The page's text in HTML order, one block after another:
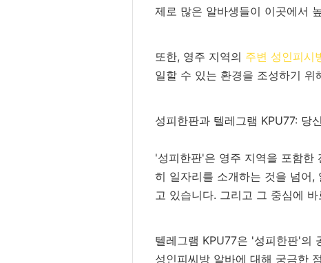
제로 많은 알바생들이 이곳에서
또한, 영주 지역의 주변 성인피시
일할 수 있는 환경을 조성하기
성피한판과 텔레그램 KPU77: 당
'성피한판'은 영주 지역을 포함한
히 일자리를 소개하는 것을 넘어
고 있습니다. 그리고 그 중심에
텔레그램 KPU77은 '성피한판'의
성인피씨방 알바에 대해 궁금한